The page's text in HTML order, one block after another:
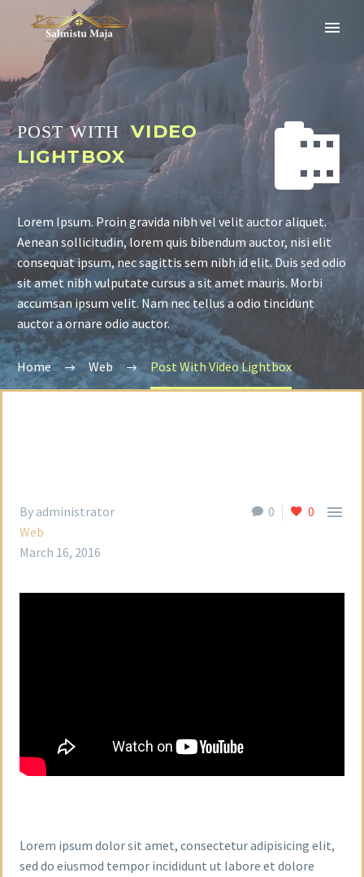


POST WITH
VIDEO
LIGHTBOX
Lorem Ipsum. Proin gravida nibh vel velit auctor aliquet.
Aenean sollicitudin, lorem quis bibendum auctor, nisi elit
consequat ipsum, nec sagittis sem nibh id elit. Duis sed odio
sit amet nibh vulputate cursus a sit amet mauris. Morbi
accumsan ipsum velit. Nam nec tellus a odio tincidunt
auctor a ornare odio auctor.
Home Web Post With Video Lightbox
0 0 
By administrator
Web
March 16, 2016
Lorem ipsum dolor sit amet, consectetur adipisicing elit,
sed do eiusmod tempor incididunt ut labore et dolore